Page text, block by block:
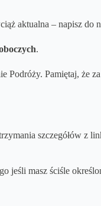
aktualna – napisz do
.
Podróży. Pamiętaj, że
szczegółów z
jeśli masz ściśle